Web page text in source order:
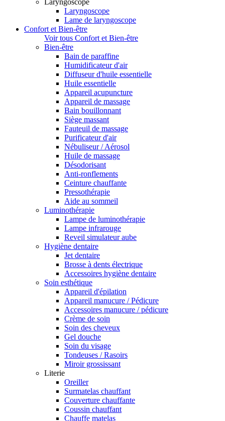
Laryngoscope
Laryngoscope
Lame de laryngoscope
Confort et Bien-être
Voir tous Confort et Bien-être
Bien-être
Bain de paraffine
Humidificateur d'air
Diffuseur d'huile essentielle
Huile essentielle
Appareil acupuncture
Appareil de massage
Bain bouillonnant
Siège massant
Fauteuil de massage
Purificateur d'air
Nébuliseur / Aérosol
Huile de massage
Désodorisant
Anti-ronflements
Ceinture chauffante
Pressothérapie
Aide au sommeil
Luminothérapie
Lampe de luminothérapie
Lampe infrarouge
Reveil simulateur aube
Hygiène dentaire
Jet dentaire
Brosse à dents électrique
Accessoires hygiène dentaire
Soin esthétique
Appareil d'épilation
Appareil manucure / Pédicure
Accessoires manucure / pédicure
Crème de soin
Soin des cheveux
Gel douche
Soin du visage
Tondeuses / Rasoirs
Miroir grossissant
Literie
Oreiller
Surmatelas chauffant
Couverture chauffante
Coussin chauffant
Chauffe matelas